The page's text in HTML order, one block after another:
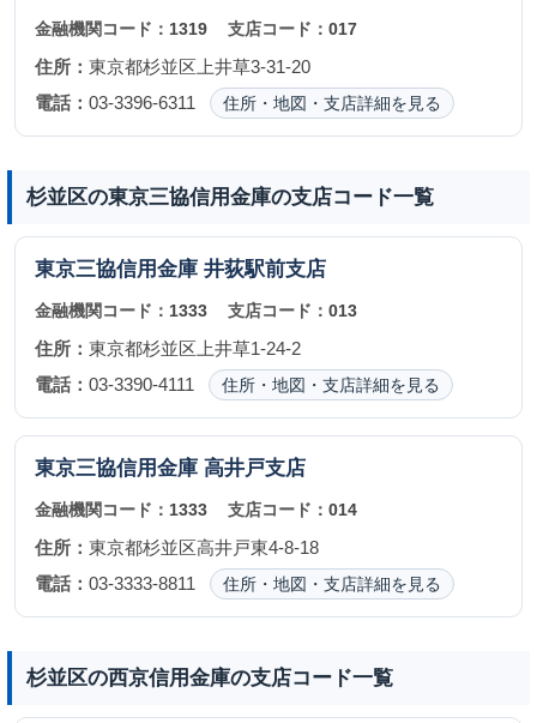
金融機関コード： 1319 支店コード：017
住所： 東京都杉並区上井草3-31-20
電話： 03-3396-6311 住所・地図・支店詳細を見る
杉並区の東京三協信用金庫の支店コード一覧
東京三協信用金庫 井荻駅前支店
金融機関コード： 1333 支店コード：013
住所： 東京都杉並区上井草1-24-2
電話： 03-3390-4111 住所・地図・支店詳細を見る
東京三協信用金庫 高井戸支店
金融機関コード： 1333 支店コード：014
住所： 東京都杉並区高井戸東4-8-18
電話： 03-3333-8811 住所・地図・支店詳細を見る
杉並区の西京信用金庫の支店コード一覧